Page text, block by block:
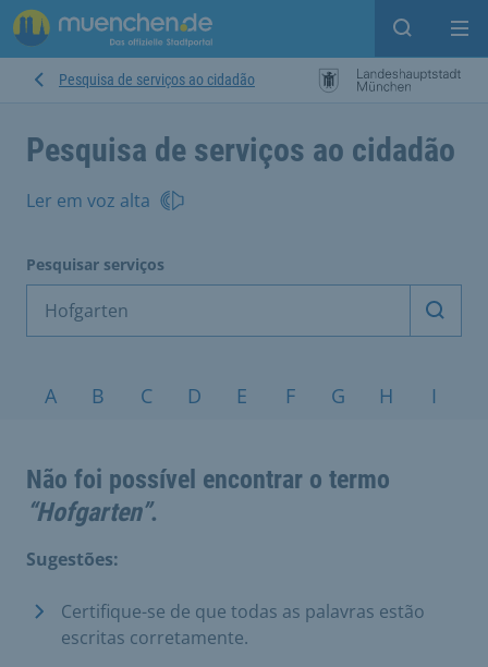
Open
Pesquisa de serviços ao cidadão
Pesquisa de serviços ao cidadão
Ler em voz alta
Pesquisar serviços
Tópicos A-Z
A B C D E F G H I
Não foi possível encontrar o termo
“Hofgarten”.
Sugestões:
Certifique-se de que todas as palavras estão
escritas corretamente.